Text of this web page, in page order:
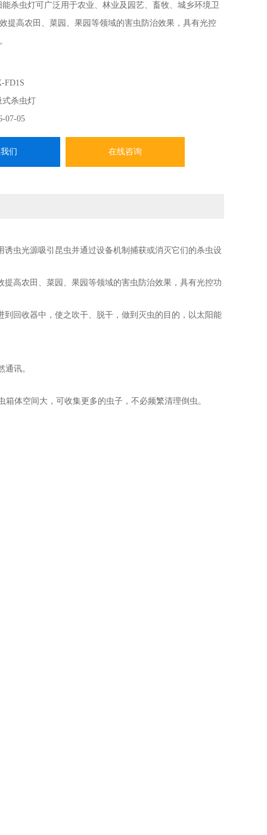
能杀虫灯可广泛用于农业、林业及园艺、畜牧、城乡环境卫
提高农田、菜园、果园等领域的害虫防治效果，具有光控
FD1S
式杀虫灯
07-05
们 在线咨询
光源吸引昆虫并通过设备机制捕获或消灭它们的杀虫设
农田、菜园、果园等领域的害虫防治效果，具有光控功
收器中，使之吹干、脱干，做到灭虫的目的，以太阳能
讯。
体空间大，可收集更多的虫子，不必频繁清理倒虫。